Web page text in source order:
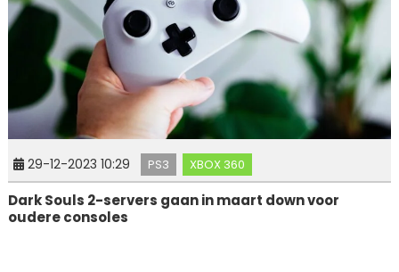
29-12-2023 10:29 PS3 XBOX 360
Dark Souls 2-servers gaan in maart down voor
oudere consoles